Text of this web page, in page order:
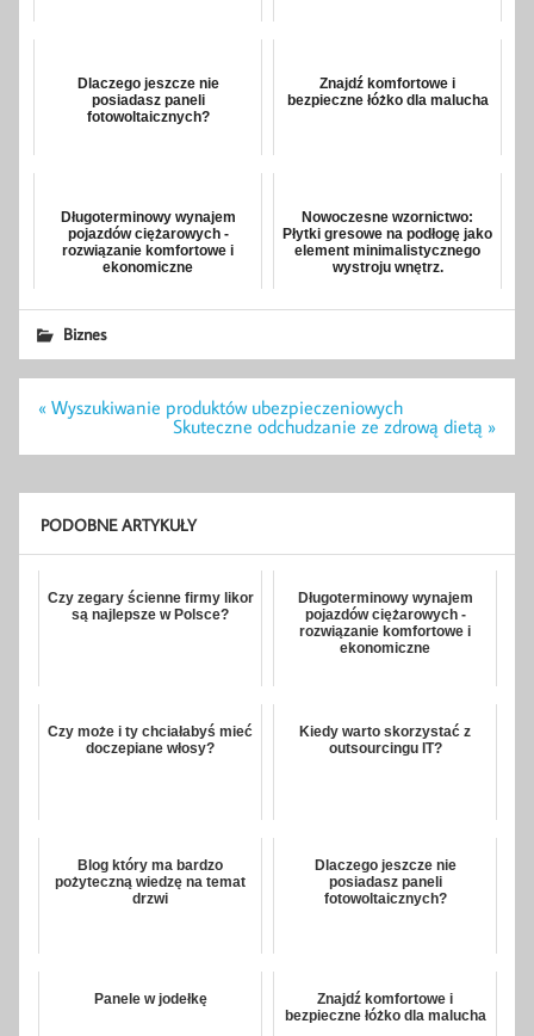
Dlaczego jeszcze nie
posiadasz paneli
fotowoltaicznych?
Znajdź komfortowe i
bezpieczne łóżko dla malucha
Długoterminowy wynajem
pojazdów ciężarowych -
rozwiązanie komfortowe i
ekonomiczne
Nowoczesne wzornictwo:
Płytki gresowe na podłogę jako
element minimalistycznego
wystroju wnętrz.
Biznes
Nawigacja
wpisu
« Wyszukiwanie produktów ubezpieczeniowych
Skuteczne odchudzanie ze zdrową dietą »
PODOBNE ARTYKUŁY
Czy zegary ścienne firmy likor
są najlepsze w Polsce?
Długoterminowy wynajem
pojazdów ciężarowych -
rozwiązanie komfortowe i
ekonomiczne
Czy może i ty chciałabyś mieć
doczepiane włosy?
Kiedy warto skorzystać z
outsourcingu IT?
Blog który ma bardzo
pożyteczną wiedzę na temat
drzwi
Dlaczego jeszcze nie
posiadasz paneli
fotowoltaicznych?
Panele w jodełkę
Znajdź komfortowe i
bezpieczne łóżko dla malucha